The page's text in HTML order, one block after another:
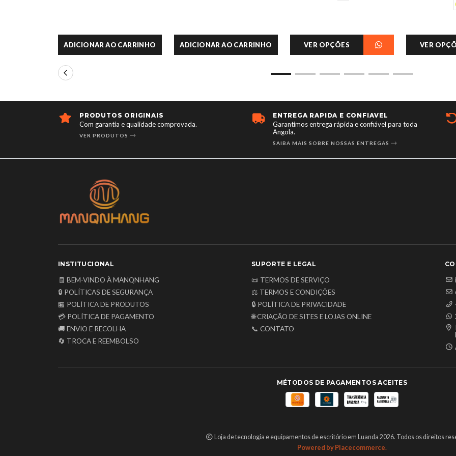
ADICIONAR AO CARRINHO ADICIONAR AO CARRINHO VER OPÇÕES VER
ENTREGA RÁPIDA E CONFIÁVEL
Garantimos entrega rápida e confiável para toda
DEVOLUÇÃO GARANTIDA
Devolução em até 7 dias!.
INSTITUCIONAL
🧾 BEM-VINDO À MANQNHANG
🔒 POLÍTICAS DE SEGURANÇA
🏪 POLÍTICA DE PRODUTOS
💳 POLÍTICA DE PAGAMENTO
🚚 ENVIO E RECOLHA
🔄 TROCA E REEMBOLSO
SUPORTE E LEGAL
📜 TERMOS DE SERVIÇO
⚖️ TERMOS E CONDIÇÕES
🔒 POLÍTICA DE PRIVACIDADE
🌐 CRIAÇÃO DE SITES E LOJAS ONLINE
📞 CONTATO
MÉTODOS DE PAGAMENTOS ACEITES
Loja de tecnologia e equipamentos de escritório em Luanda 2026. Todos os direitos
Powered by Placecommerce.